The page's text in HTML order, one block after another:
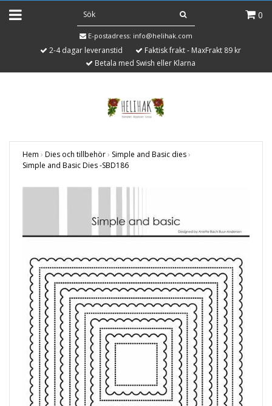
0
E-postadress: info@helihak.com
2-4 dagar leveranstid
Faktisk frakt - MaxFrakt 89 kr
Betala med Swish eller Klarna
Hem › Dies och tillbehör› Simple and Basic dies›
Simple and Basic Dies -SBD186